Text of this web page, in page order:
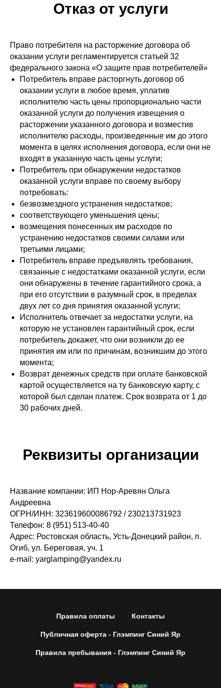
Отказ от услуги
Право потребителя на расторжение договора об
оказании услуги регламентируется статьей 32
федерального закона «О защите прав потребителей»
Потребитель вправе расторгнуть договор об
оказании услуги в любое время, уплатив
исполнителю часть цены пропорционально части
оказанной услуги до получения извещения о
расторжении указанного договора и возместив
исполнителю расходы, произведенные им до этого
момента в целях исполнения договора, если они не
входят в указанную часть цены услуги;
Потребитель при обнаружении недостатков
оказанной услуги вправе по своему выбору
потребовать:
безвозмездного устранения недостатков;
соответствующего уменьшения цены;
возмещения понесенных им расходов по
устранению недостатков своими силами или
третьими лицами;
Потребитель вправе предъявлять требования,
связанные с недостатками оказанной услуги, если
они обнаружены в течение гарантийного срока, а
при его отсутствии в разумный срок, в пределах
двух лет со дня принятия оказанной услуги;
Исполнитель отвечает за недостатки услуги, на
которую не установлен гарантийный срок, если
потребитель докажет, что они возникли до ее
принятия им или по причинам, возникшим до этого
момента;
Возврат денежных средств при оплате банковской
картой осуществляется на ту банковскую карту, с
которой был сделан платеж. Срок возврата от 1 до
30 рабочих дней.
Реквизиты организации
Название компании: ИП Нор-Аревян Ольга
Андреевна
ОГРН/ИНН: 323619600086792 / 230213731923
Телефон: 8 (951) 513-40-40
Адрес: Ростовская область, Усть-Донецкий район, п.
Огиб, ул. Береговая, уч. 1
e-mail: yarglamping@yandex.ru
Правила оплаты Контакты
Публичная оферта - Глэмпинг Синий Яр
Правила пребывания - Глэмпинг Синий Яр